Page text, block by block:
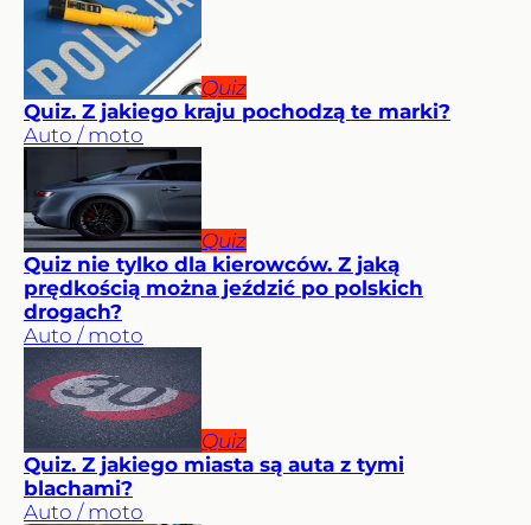
Quiz
Quiz. Z jakiego kraju pochodzą te marki?
Auto / moto
Quiz
Quiz nie tylko dla kierowców. Z jaką
prędkością można jeździć po polskich
drogach?
Auto / moto
Quiz
Quiz. Z jakiego miasta są auta z tymi
blachami?
Auto / moto